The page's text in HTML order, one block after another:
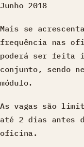
Junho 2018
Mais se
frequência nas
poderá ser feita
conjunto, sendo
módulo.
As vagas são
até 2 dias antes
oficina.